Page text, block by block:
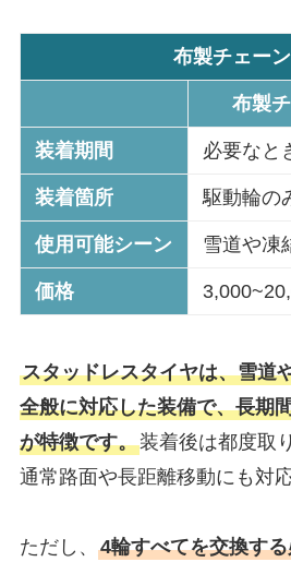
布製チェー
布製
装着期間 必要なと
装着箇所 駆動輪の
使用可能シーン 雪道や凍
価格
スタッドレスタイヤは、雪道
全般に対応した装備で、長期
が特徴です。装着後は都度取
通常路面や長距離移動にも対
ただし、 4輪すべてを交換す